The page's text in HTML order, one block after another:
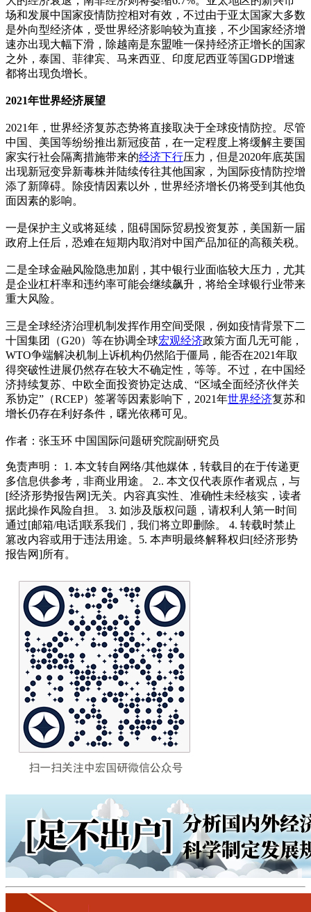
场和发展中国家疫情防控相对有效，不过由于亚太国家大多数
是外向型经济体，受世界经济影响较为直接，不少国家经济增
速亦出现大幅下滑，除越南是东盟唯一保持经济正增长的国家
之外，泰国、菲律宾、马来西亚、印度尼西亚等国GDP增速
都将出现负增长。
2021年世界经济展望
2021年，世界经济复苏态势将直接取决于全球疫情防控。尽管
中国、美国等纷纷推出新冠疫苗，在一定程度上将缓解主要国
家实行社会隔离措施带来的经济下行压力，但是2020年底英国
出现新冠变异新毒株并陆续传往其他国家，为国际疫情防控增
添了新障碍。除疫情因素以外，世界经济增长仍将受到其他负
面因素的影响。
一是保护主义或将延续，阻碍国际贸易投资复苏，美国新一届
政府上任后，恐难在短期内取消对中国产品加征的高额关税。
二是全球金融风险隐患加剧，其中银行业面临较大压力，尤其
是企业杠杆率和违约率可能会继续飙升，将给全球银行业带来
重大风险。
三是全球经济治理机制发挥作用空间受限，例如疫情背景下二
十国集团（G20）等在协调全球宏观经济政策方面几无可能，
WTO争端解决机制上诉机构仍然陷于僵局，能否在2021年取
得突破性进展仍然存在较大不确定性，等等。不过，在中国经
济持续复苏、中欧全面投资协定达成、“区域全面经济伙伴关
系协定”（RCEP）签署等因素影响下，2021年世界经济复苏和
增长仍存在利好条件，曙光依稀可见。
作者：张玉环 中国国际问题研究院副研究员
免责声明： 1. 本文转自网络/其他媒体，转载目的在于传递更
多信息供参考，非商业用途。 2.. 本文仅代表原作者观点，与
[经济形势报告网]无关。内容真实性、准确性未经核实，读者
据此操作风险自担。 3. 如涉及版权问题，请权利人第一时间
通过[邮箱/电话]联系我们，我们将立即删除。 4. 转载时禁止
篡改内容或用于违法用途。5. 本声明最终解释权归[经济形势
报告网]所有。